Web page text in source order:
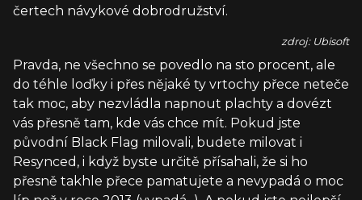
čertech návykové dobrodružství.
zdroj: Ubisoft
Pravda, ne všechno se povedlo na sto procent, ale
do téhle loďky i přes nějaké ty vrtochy přece neteče
tak moc, aby nezvládla napnout plachty a dovézt
vás přesně tam, kde vás chce mít. Pokud jste
původní Black Flag milovali, budete milovat i
Resynced, i když byste určitě přísahali, že si ho
přesně takhle přece pamatujete a nevypadá o moc